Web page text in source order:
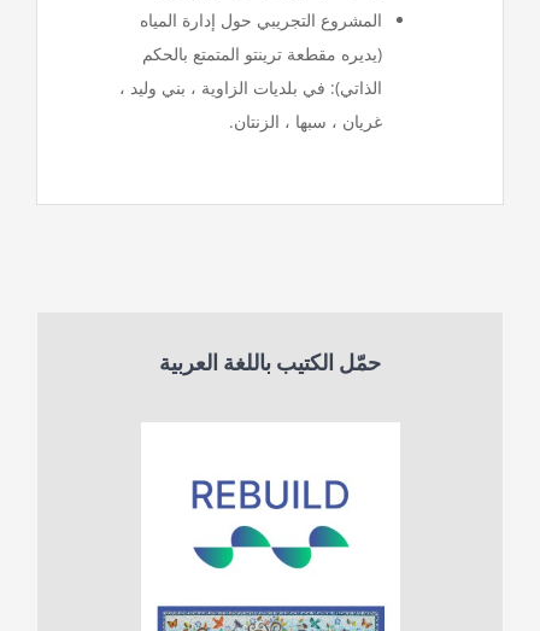
المشروع التجريبي حول إدارة المياه
(يديره مقطعة ترينتو المتمتع بالحكم
الذاتي): في بلديات الزاوية ، بني وليد ،
غريان ، سبها ، الزنتان.
حمّل الكتيب باللغة العربية